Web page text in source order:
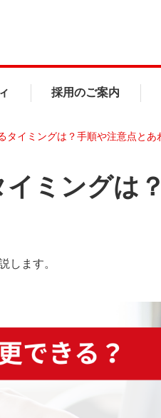
採用のご案内
タイミングは？手順や注意点とあ
ミングは
します。